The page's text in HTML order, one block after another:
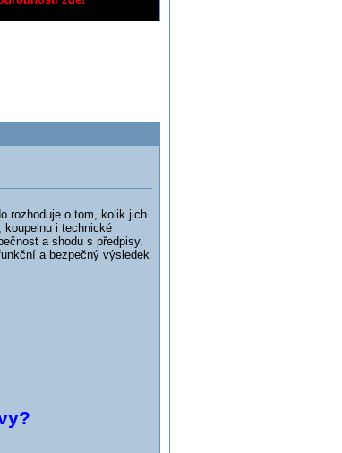
rozhoduje o tom, kolik jich
i technické
a shodu s předpisy.
a bezpečný výsledek